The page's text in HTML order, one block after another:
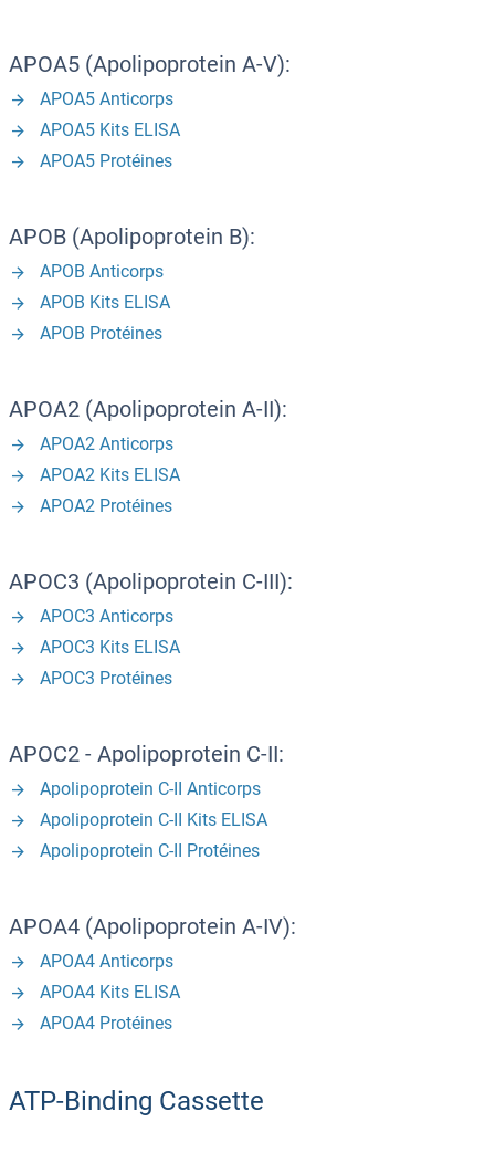
APOA5 (Apolipoprotein A-V):
APOA5 Anticorps
APOA5 Kits ELISA
APOA5 Protéines
APOB (Apolipoprotein B):
APOB Anticorps
APOB Kits ELISA
APOB Protéines
APOA2 (Apolipoprotein A-II):
APOA2 Anticorps
APOA2 Kits ELISA
APOA2 Protéines
APOC3 (Apolipoprotein C-III):
APOC3 Anticorps
APOC3 Kits ELISA
APOC3 Protéines
APOC2 - Apolipoprotein C-II:
Apolipoprotein C-II Anticorps
Apolipoprotein C-II Kits ELISA
Apolipoprotein C-II Protéines
APOA4 (Apolipoprotein A-IV):
APOA4 Anticorps
APOA4 Kits ELISA
APOA4 Protéines
ATP-Binding Cassette